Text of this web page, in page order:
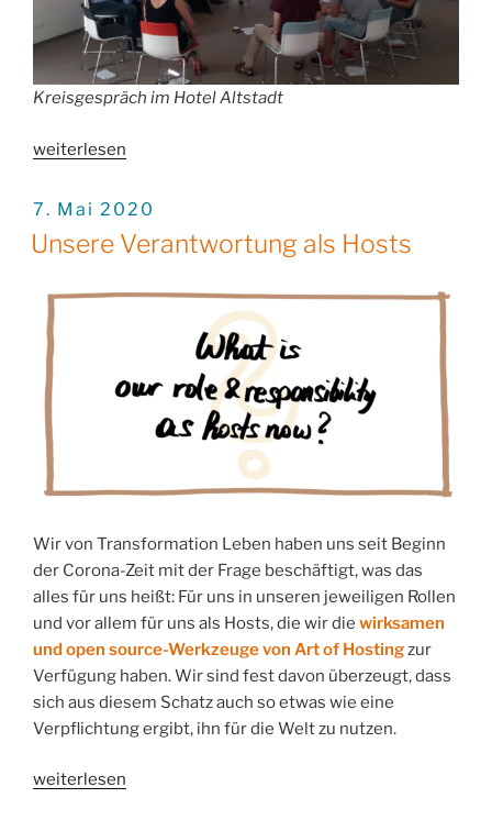
Kreisgespräch im Hotel Altstadt
„AoH-
11.
14.
Anmeldung
und
Vorbereitungscalls“
weiterlesen
VERÖFFENTLICHT
7. Mai 2020
Unsere Verantwortung als Hosts
Wir von Transformation Leben haben uns seit Beginn
der Corona-Zeit mit der Frage beschäftigt, was das
alles für uns heißt: Für uns in unseren jeweiligen Rollen
und vor allem für uns als Hosts, die wir die wirksamen
und open source-Werkzeuge von Art of Hostingzur
Verfügung haben. Wir sind fest davon überzeugt, dass
sich aus diesem Schatz auch so etwas wie eine
Verpflichtung ergibt, ihn für die Welt zu nutzen.
„Unsere
weiterlesen